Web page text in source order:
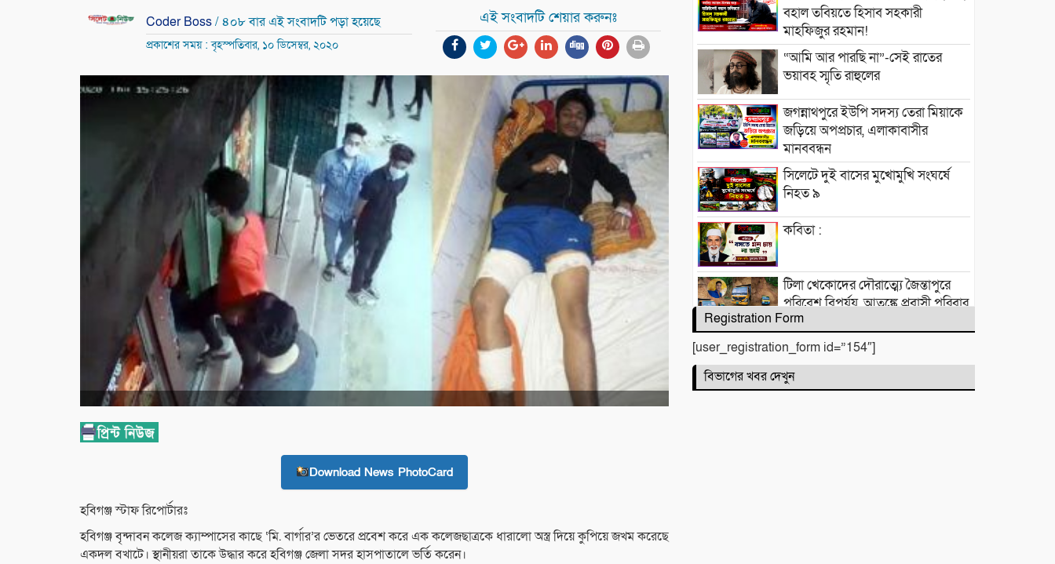
Coder Boss/ ৪০৮ বার এই সংবাদটি পড়া হয়েছে
প্রকাশের সময় : বৃহস্পতিবার, ১০ ডিসেম্বর, ২০২০
এই সংবাদটি শেয়ার করুনঃ
Download News PhotoCard
হবিগঞ্জ স্টাফ রিপোর্টারঃ
হবিগঞ্জ বৃন্দাবন কলেজ ক্যাম্পাসের কাছে ‘মি. বার্গার’র ভেতরে প্রবেশ করে এক কলেজছাত্রকে ধারালো অস্ত্র দিয়ে কুপিয়ে জখম করেছে
একদল বখাটে। স্থানীয়রা তাকে উদ্ধার করে হবিগঞ্জ জেলা সদর হাসপাতালে ভর্তি করেন।
বহাল তবিয়তে হিসাব সহকারী
মাহফিজুর রহমান!
“আমি আর পারছি না”-সেই রাতের
ভয়াবহ স্মৃতি রাহুলের
জগন্নাথপুরে ইউপি সদস্য তেরা মিয়াকে
জড়িয়ে অপপ্রচার, এলাকাবাসীর
মানববন্ধন
সিলেটে দুই বাসের মুখোমুখি সংঘর্ষে
নিহত ৯
কবিতা :
টিলা খেকোদের দৌরাত্ম্যে জৈন্তাপুরে
পরিবেশ বিপর্যয়, আতঙ্কে প্রবাসী পরিবার
‎​ছাতকে পাওনা টাকাকে কেন্দ্র করে
রক্তক্ষয়ী সংঘর্ষ, গুরুতর আহত ৪
মনু সেচ প্রকল্পের জলাবদ্ধতা নিয়ে
Registration Form
[user_registration_form id=”154″]
বিভাগের খবর দেখুন